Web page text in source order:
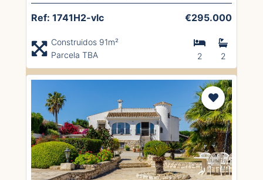
Ref: 1741H2-vlc €295.000
Construidos 91m²
Parcela TBA
2 2